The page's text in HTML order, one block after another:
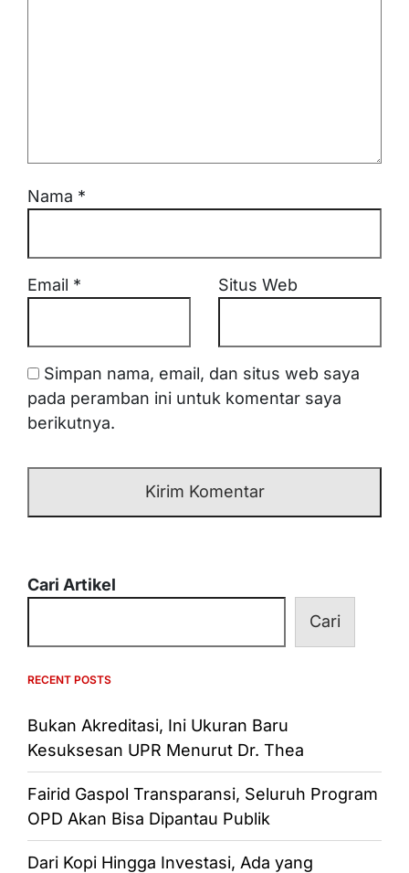
Nama *
Email * Situs Web
Simpan nama, email, dan situs web saya
pada peramban ini untuk komentar saya
berikutnya.
Cari Artikel
Cari
RECENT POSTS
Bukan Akreditasi, Ini Ukuran Baru
Kesuksesan UPR Menurut Dr. Thea
Fairid Gaspol Transparansi, Seluruh Program
OPD Akan Bisa Dipantau Publik
Dari Kopi Hingga Investasi, Ada yang